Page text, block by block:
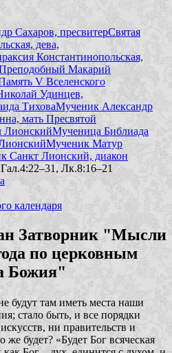
Сахаров, пресвитерСвятая
дева,
Константинопольская,
Макарий
V Вселенского
Удинцев,
ТиховаМученик Александр
мать Пресвятой
ЛионскийМученица Библиада
Мученик Матур
Санкт Лионский, диакон
Лк.8:16–21
календаря
Затворник "Мысли
по церковным
Божия"
будут там иметь места наши
стало быть, и все порядки
ни правительств и
же будет? «Будет Бог всяческая